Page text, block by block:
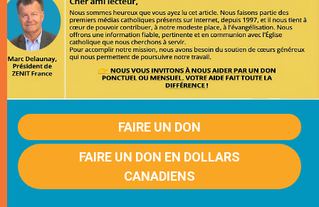
FAIRE UN DON
FAIRE UN DON EN DOLLARS
CANADIENS